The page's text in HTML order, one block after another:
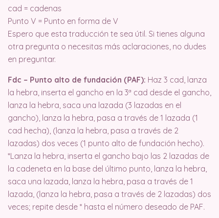
cad = cadenas
Punto V = Punto en forma de V
Espero que esta traducción te sea útil. Si tienes alguna
otra pregunta o necesitas más aclaraciones, no dudes
en preguntar.
Fdc – Punto alto de fundación (PAF): Haz 3 cad, lanza
la hebra, inserta el gancho en la 3ª cad desde el gancho,
lanza la hebra, saca una lazada (3 lazadas en el
gancho), lanza la hebra, pasa a través de 1 lazada (1
cad hecha), (lanza la hebra, pasa a través de 2
lazadas) dos veces (1 punto alto de fundación hecho).
*Lanza la hebra, inserta el gancho bajo las 2 lazadas de
la cadeneta en la base del último punto, lanza la hebra,
saca una lazada, lanza la hebra, pasa a través de 1
lazada, (lanza la hebra, pasa a través de 2 lazadas) dos
veces; repite desde * hasta el número deseado de PAF.